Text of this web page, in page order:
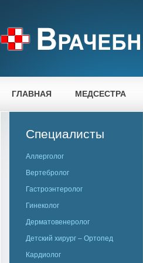
ГЛАВНАЯ МЕДСЕСТРА
Специалисты
Аллерголог
Вертебролог
Гастроэнтеролог
Гинеколог
Дерматовенеролог
Детский хирург – Ортопед
Кардиолог